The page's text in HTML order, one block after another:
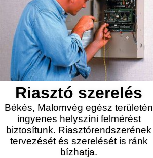
Riasztó szerelés
Békés, Malomvég egész területén
ingyenes helyszíni felmérést
biztosítunk. Riasztórendszerének
tervezését és szerelését is ránk
bízhatja.